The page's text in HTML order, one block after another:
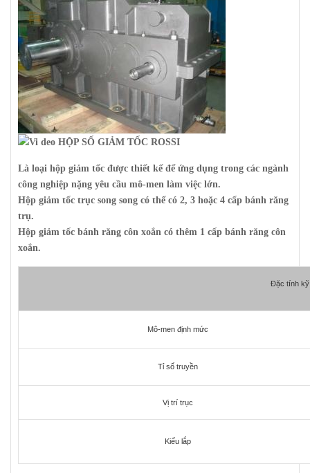
Là loại hộp giảm tốc được thiết kế để ứng dụng trong các ngành
công nghiệp nặng yêu cầu mô-men làm việc lớn.
Hộp giảm tốc trục song song có thể có 2, 3 hoặc 4 cấp bánh răng
trụ.
Hộp giảm tốc bánh răng côn xoắn có thêm 1 cấp bánh răng côn
xoắn.
Đặc tính kỹ
Mô-men định mức
Tỉ số truyền
Vị trí trục
Kiểu lắp